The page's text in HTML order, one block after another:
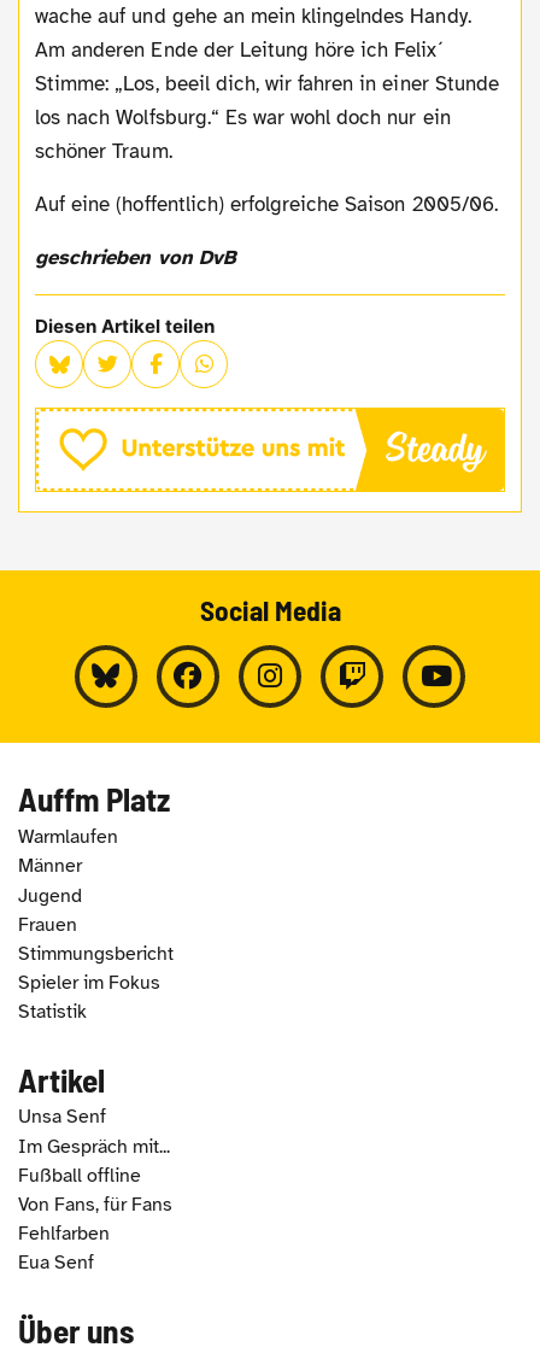
wache auf und gehe an mein klingelndes Handy.
Am anderen Ende der Leitung höre ich Felix´
Stimme: „Los, beeil dich, wir fahren in einer Stunde
los nach Wolfsburg.“ Es war wohl doch nur ein
schöner Traum.
Auf eine (hoffentlich) erfolgreiche Saison 2005/06.
geschrieben von DvB
Diesen Artikel teilen
Social Media
Auffm Platz
Warmlaufen
Männer
Jugend
Frauen
Stimmungsbericht
Spieler im Fokus
Statistik
Artikel
Unsa Senf
Im Gespräch mit...
Fußball offline
Von Fans, für Fans
Fehlfarben
Eua Senf
Über uns